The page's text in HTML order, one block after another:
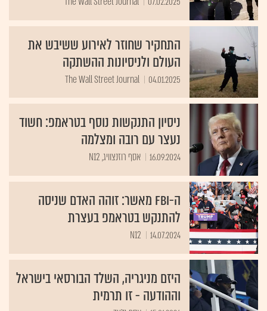
התחקיר שחוזר לאירוע ששיבש את
העולם ולניסיונות ההשתקה
04.01.2025
The Wall Street Journal
ניסיון התנקשות נוסף בטראמפ: חשוד
נעצר עם רובה ומצלמה
16.09.2024 אסף רוזנצוויג, N12
ה-FBI מאשר: זוהה האדם שניסה
להתנקש בטראמפ בעצרת
14.07.2024
N12
היזם מניגריה, השלד הבורסאי בישראל
וההודעה - זו תרמית